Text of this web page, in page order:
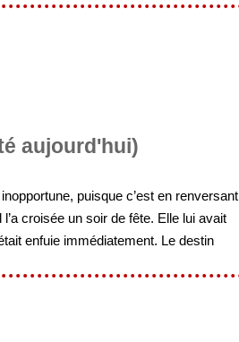
aujourd'hui)
puisque c’est en renversant
croisée un soir de fête. Elle lui avait
enfuie immédiatement. Le destin